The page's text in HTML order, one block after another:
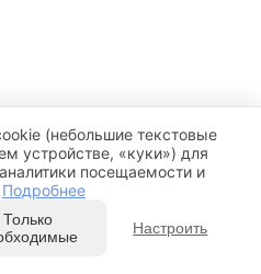
(небольшие текстовые
устройстве, «куки») для
посещаемости и
Подробнее
Только
Настроить